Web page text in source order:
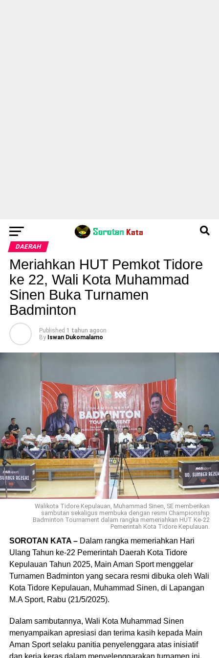
DAERAH
Meriahkan HUT Pemkot Tidore
ke 22, Wali Kota Muhammad
Sinen Buka Turnamen
Badminton
Published 1 tahun agoon
By Iswan Dukomalamo
Walikota Tidore Kepulauan, Muhammad Sinen, SE memberikan
sambutan sekaligus membuka dengan resmi Championship
Badminton Tournament dalam rangka memeriahkan HUT Ke-22
Pemerintah Kota Tidore Kepulauan.
SOROTAN KATA –Dalam rangka memeriahkan Hari
Ulang Tahun ke-22 Pemerintah Daerah Kota Tidore
Kepulauan Tahun 2025, Main Aman Sport menggelar
Turnamen Badminton yang secara resmi dibuka oleh Wali
Kota Tidore Kepulauan, Muhammad Sinen, di Lapangan
M.A Sport, Rabu (21/5/2025).
Dalam sambutannya, Wali Kota Muhammad Sinen
menyampaikan apresiasi dan terima kasih kepada Main
Aman Sport selaku panitia penyelenggara atas inisiatif
dan kerja keras dalam menyelenggarakan turnamen ini.